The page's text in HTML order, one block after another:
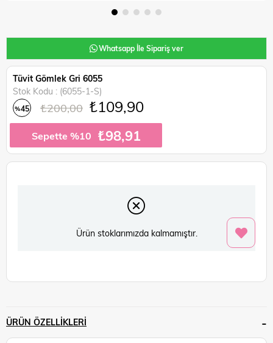
Whatsapp İle Sipariş ver
Tüvit Gömlek Gri 6055
Stok Kodu
(6055-1-S)
%45 ₺200,00 ₺109,90
Sepette %10 ₺98,91
Ürün stoklarımızda kalmamıştır.
ÜRÜN ÖZELLIKLERI